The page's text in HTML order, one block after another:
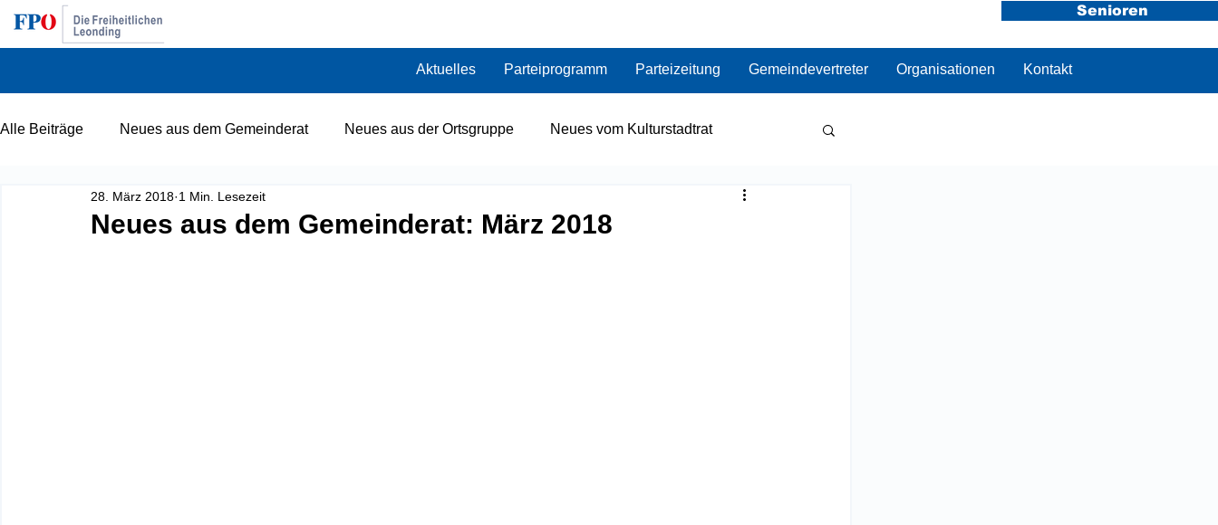
Aktuelles Parteiprogramm Parteizeitung Gemeindevertreter Organisationen Kontakt
Senioren
Alle Beiträge Neues aus dem Gemeinderat Neues aus der Ortsgruppe Neues vom Kulturstadtrat
Jugendausschuss Erweiterte Landesparteileitung Neues von der FPÖ
Neues aus dem Gemeinderat: März 2018
28. März 2018 1 Min. Lesezeit